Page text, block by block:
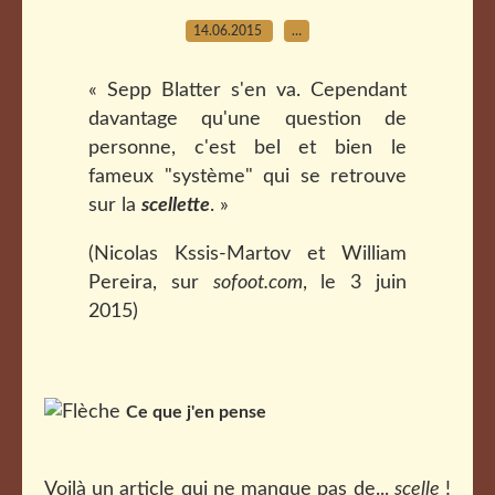
14.06.2015 …
« Sepp Blatter s'en va. Cependant
davantage qu'une question de
personne, c'est bel et bien le
fameux "système" qui se retrouve
sur la scellette. »
(Nicolas Kssis-Martov et William
Pereira, sur sofoot.com, le 3 juin
2015)
Ce que j'en pense
Voilà un article qui ne manque pas de... scelle !